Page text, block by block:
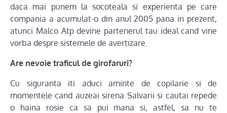
daca mai punem la socoteala si experienta pe care
compania a acumulat-o din anul 2005 pana in prezent,
atunci Malco Atp devine partenerul tau ideal cand vine
vorba despre sistemele de avertizare.
Are nevoie traficul de girofaruri?
Cu siguranta iti aduci aminte de copilarie si de
momentele cand auzeai sirena Salvarii si cautai repede
o haina rosie ca sa pui mana si, astfel, sa nu te